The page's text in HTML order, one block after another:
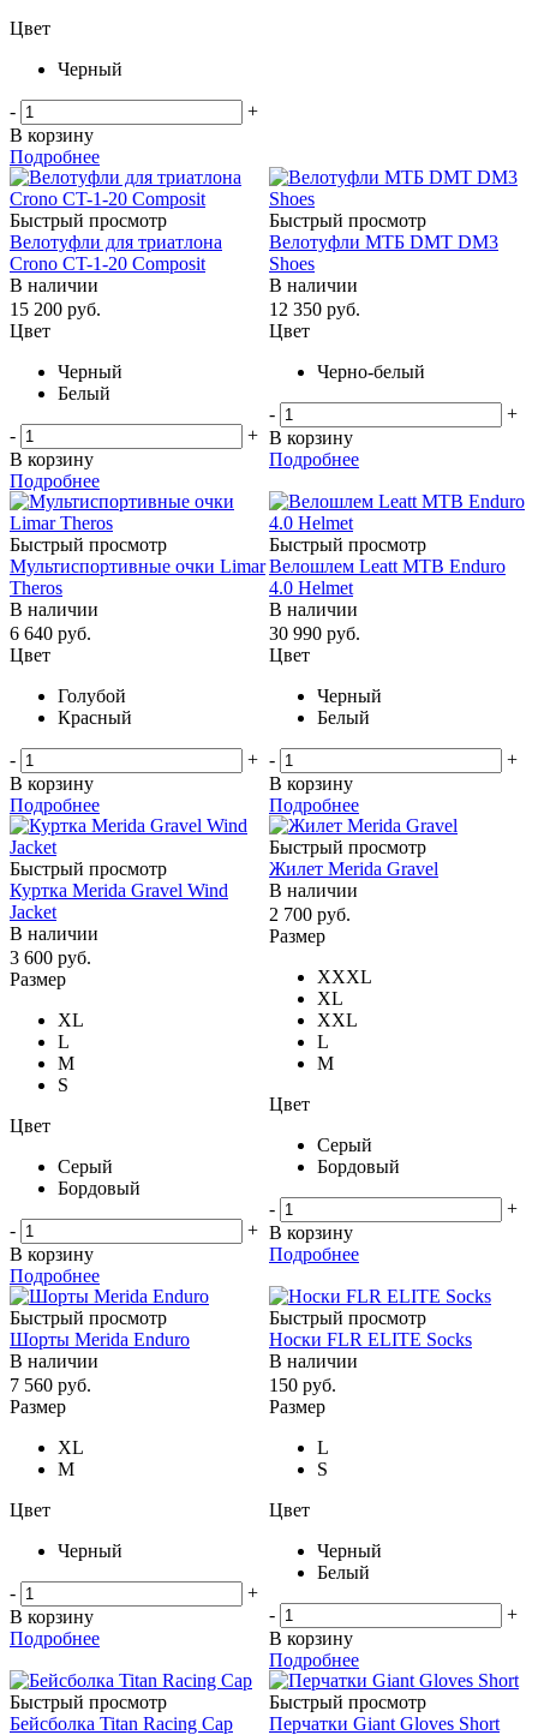
Цвет
Черный
-
+
В корзину
Подробнее
Быстрый просмотр
Велотуфли для триатлона
Crono CT-1-20 Composit
В наличии
15 200 руб.
Цвет
Черный
Белый
-
+
В корзину
Подробнее
Быстрый просмотр
Велотуфли МТБ DMT DM3
Shoes
В наличии
12 350 руб.
Цвет
Черно-белый
-
+
В корзину
Подробнее
Быстрый просмотр
Мультиспортивные очки Limar
Theros
В наличии
6 640 руб.
Цвет
Голубой
Красный
-
+
В корзину
Подробнее
Быстрый просмотр
Велошлем Leatt MTB Enduro
4.0 Helmet
В наличии
30 990 руб.
Цвет
Черный
Белый
-
+
В корзину
Подробнее
Быстрый просмотр
Куртка Merida Gravel Wind
Jacket
В наличии
3 600 руб.
Размер
XL
L
M
S
Цвет
Серый
Бордовый
-
+
В корзину
Подробнее
Быстрый просмотр
Жилет Merida Gravel
В наличии
2 700 руб.
Размер
XXXL
XL
XXL
L
M
Цвет
Серый
Бордовый
-
+
В корзину
Подробнее
Быстрый просмотр
Шорты Merida Enduro
В наличии
7 560 руб.
Размер
XL
M
Цвет
Черный
-
+
В корзину
Подробнее
Быстрый просмотр
Носки FLR ELITE Socks
В наличии
150 руб.
Размер
L
S
Цвет
Черный
Белый
-
+
В корзину
Подробнее
Быстрый просмотр
Бейсболка Titan Racing Cap
Быстрый просмотр
Перчатки Giant Gloves Short